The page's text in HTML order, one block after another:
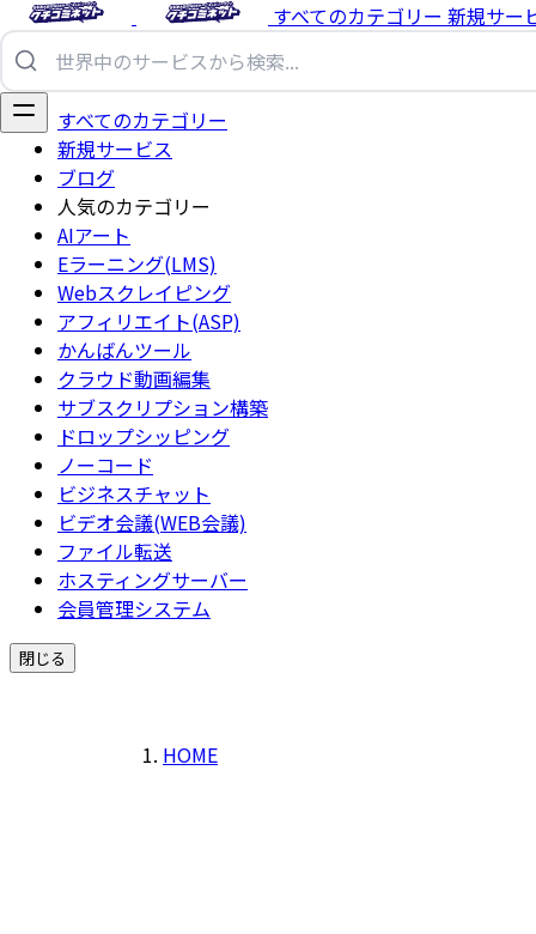
すべてのカテゴリー 新規サー
すべてのカテゴリー
新規サービス
ブログ
人気のカテゴリー
AIアート
Eラーニング(LMS)
Webスクレイピング
アフィリエイト(ASP)
かんばんツール
クラウド動画編集
サブスクリプション構築
ドロップシッピング
ノーコード
ビジネスチャット
ビデオ会議(WEB会議)
ファイル転送
ホスティングサーバー
会員管理システム
閉じる
HOME